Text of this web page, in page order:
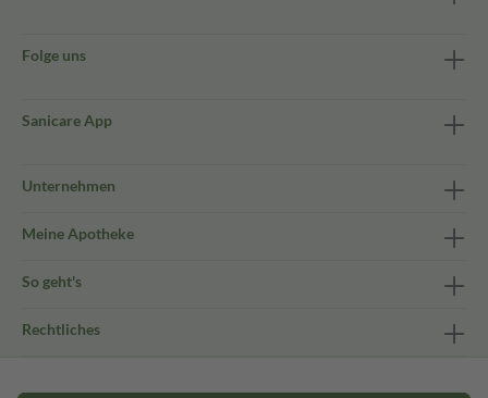
Folge uns
Sanicare App
Unternehmen
Meine Apotheke
So geht's
Rechtliches